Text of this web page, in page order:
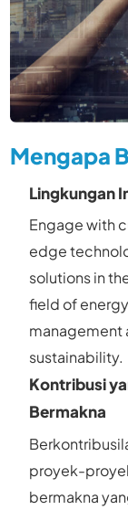
Mengapa
Lingkungan
Engage with
edge
solutions in
field of energy
management
sustainability.
Kontribusi
Bermakna
proyek-
bermakna